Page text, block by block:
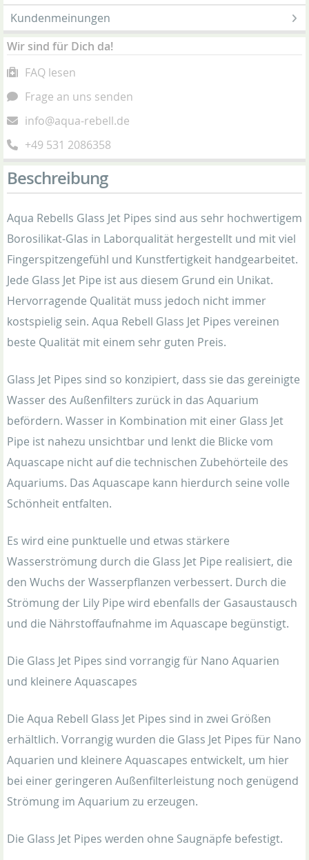
Kundenmeinungen
Wir sind für Dich da!
FAQ lesen
Frage an uns senden
info@aqua-rebell.de
+49 531 2086358
Beschreibung
Aqua Rebells Glass Jet Pipes sind aus sehr hochwertigem
Borosilikat-Glas in Laborqualität hergestellt und mit viel
Fingerspitzengefühl und Kunstfertigkeit handgearbeitet.
Jede Glass Jet Pipe ist aus diesem Grund ein Unikat.
Hervorragende Qualität muss jedoch nicht immer
kostspielig sein. Aqua Rebell Glass Jet Pipes vereinen
beste Qualität mit einem sehr guten Preis.
Glass Jet Pipes sind so konzipiert, dass sie das gereinigte
Wasser des Außenfilters zurück in das Aquarium
befördern. Wasser in Kombination mit einer Glass Jet
Pipe ist nahezu unsichtbar und lenkt die Blicke vom
Aquascape nicht auf die technischen Zubehörteile des
Aquariums. Das Aquascape kann hierdurch seine volle
Schönheit entfalten.
Es wird eine punktuelle und etwas stärkere
Wasserströmung durch die Glass Jet Pipe realisiert, die
den Wuchs der Wasserpflanzen verbessert. Durch die
Strömung der Lily Pipe wird ebenfalls der Gasaustausch
und die Nährstoffaufnahme im Aquascape begünstigt.
Die Glass Jet Pipes sind vorrangig für Nano Aquarien
und kleinere Aquascapes
Die Aqua Rebell Glass Jet Pipes sind in zwei Größen
erhältlich. Vorrangig wurden die Glass Jet Pipes für Nano
Aquarien und kleinere Aquascapes entwickelt, um hier
bei einer geringeren Außenfilterleistung noch genügend
Strömung im Aquarium zu erzeugen.
Die Glass Jet Pipes werden ohne Saugnäpfe befestigt.